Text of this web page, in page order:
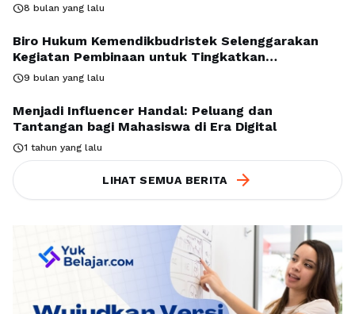
schedule8 bulan yang lalu
Biro Hukum Kemendikbudristek Selenggarakan
Kegiatan Pembinaan untuk Tingkatkan
Pemahaman Penyusunan Peraturan Internal
Perguruan Tinggi
schedule9 bulan yang lalu
Menjadi Influencer Handal: Peluang dan
Tantangan bagi Mahasiswa di Era Digital
schedule1 tahun yang lalu
LIHAT SEMUA BERITA arrow_forward